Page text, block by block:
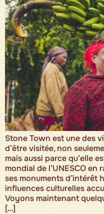
Stone Town est une des
d’être visitée, non
mais aussi parce qu’elle
mondial de l’UNESCO
ses monuments d’intérêt
influences culturelles
Voyons maintenant
[…]